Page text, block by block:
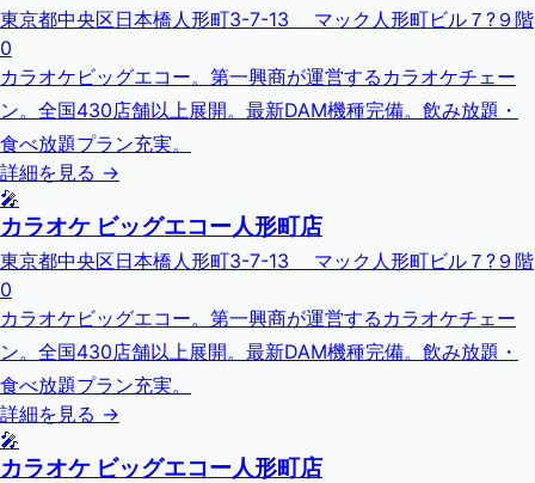
東京都中央区日本橋人形町3-7-13 マック人形町ビル７?９階
0
カラオケビッグエコー。第一興商が運営するカラオケチェー
ン。全国430店舗以上展開。最新DAM機種完備。飲み放題・
食べ放題プラン充実。
詳細を見る →
🎤
カラオケ ビッグエコー人形町店
東京都中央区日本橋人形町3-7-13 マック人形町ビル７?９階
0
カラオケビッグエコー。第一興商が運営するカラオケチェー
ン。全国430店舗以上展開。最新DAM機種完備。飲み放題・
食べ放題プラン充実。
詳細を見る →
🎤
カラオケ ビッグエコー人形町店